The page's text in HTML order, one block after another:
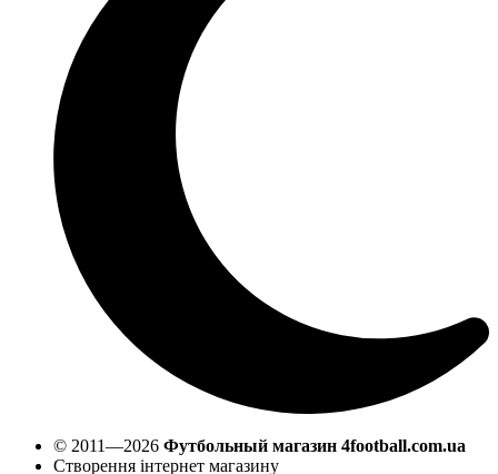
© 2011—2026 Футбольный магазин 4football.com.ua
Створення інтернет магазину